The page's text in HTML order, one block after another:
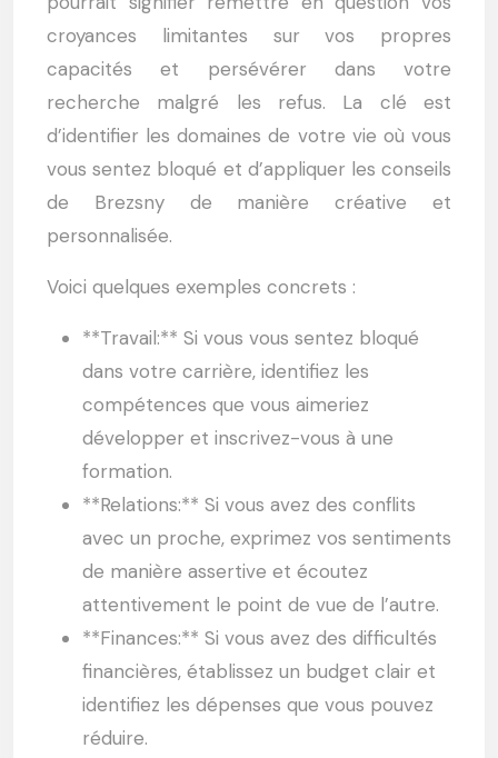
croyances limitantes sur vos propres
capacités et persévérer dans votre
recherche malgré les refus. La clé est
d’identifier les domaines de votre vie où vous
vous sentez bloqué et d’appliquer les conseils
de Brezsny de manière créative et
personnalisée.
Voici quelques exemples concrets :
**Travail:** Si vous vous sentez bloqué
dans votre carrière, identifiez les
compétences que vous aimeriez
développer et inscrivez-vous à une
formation.
**Relations:** Si vous avez des conflits
avec un proche, exprimez vos sentiments
de manière assertive et écoutez
attentivement le point de vue de l’autre.
**Finances:** Si vous avez des difficultés
financières, établissez un budget clair et
identifiez les dépenses que vous pouvez
réduire.